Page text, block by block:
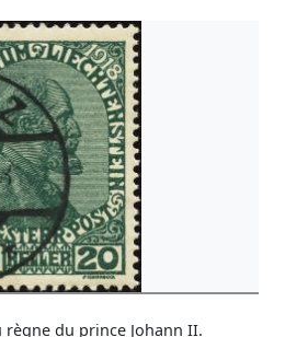
règne du prince Johann II.